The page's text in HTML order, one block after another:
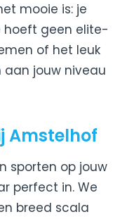
mooie is: je
hoeft geen elite-
of het leuk
aan jouw niveau
Amstelhof
sporten op jouw
perfect in. We
breed scala